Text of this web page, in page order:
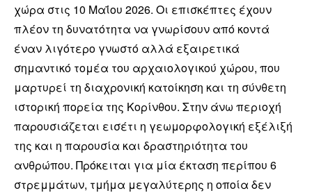
χώρα στις 10 Μαΐου 2026. Οι επισκέπτες έχουν
πλέον τη δυνατότητα να γνωρίσουν από κοντά
έναν λιγότερο γνωστό αλλά εξαιρετικά
σημαντικό τομέα του αρχαιολογικού χώρου, που
μαρτυρεί τη διαχρονική κατοίκηση και τη σύνθετη
ιστορική πορεία της Κορίνθου. Στην άνω περιοχή
παρουσιάζεται εισέτι η γεωμορφολογική εξέλιξή
της και η παρουσία και δραστηριότητα του
ανθρώπου. Πρόκειται για μία έκταση περίπου 6
στρεμμάτων, τμήμα μεγαλύτερης η οποία δεν